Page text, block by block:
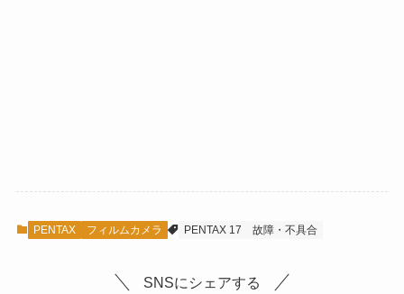
PENTAX フィルムカメラ PENTAX 17 故障・不具合
SNSにシェアする